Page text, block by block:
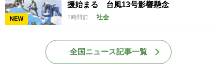
NEW
援始まる 台風13号影響懸念
2時間前 社会
全国ニュース記事一覧